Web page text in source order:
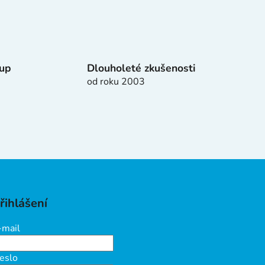
Dlouholeté zkušenosti
od roku 2003
mail